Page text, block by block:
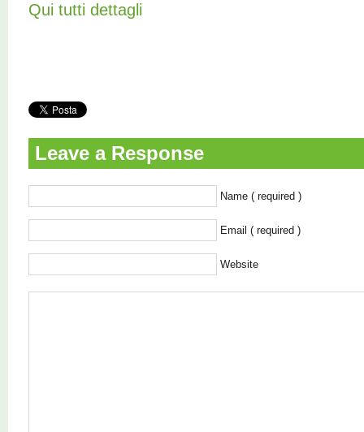
Qui tutti dettagli
Leave a Response
Name ( required )
Email ( required )
Website